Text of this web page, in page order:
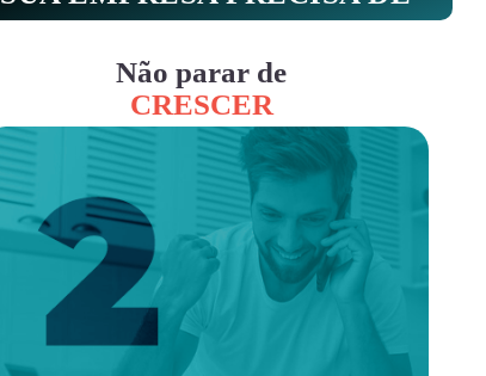
Não parar de
CRESCER